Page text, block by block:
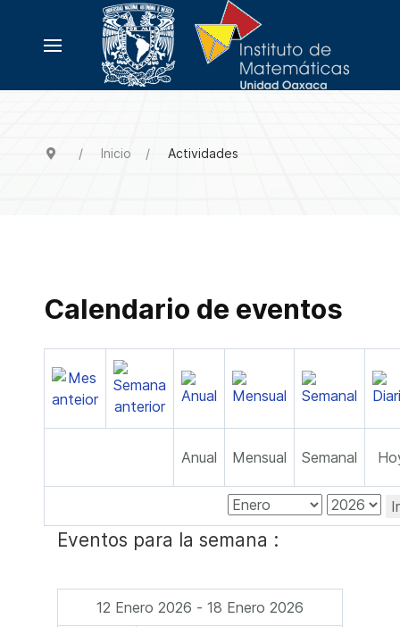
Inicio Actividades
Calendario de eventos
Anual Mensual Semanal
Eventos para la semana :
12 Enero 2026 - 18 Enero 2026